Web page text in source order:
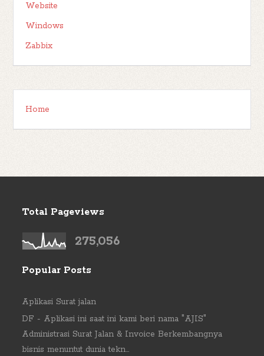
Website
Windows
Zabbix
Home
Total Pageviews
275,056
Popular Posts
Aplikasi Surat jalan
DF - Aplikasi ini saat ini kami beri nama "AJIS"
Administrasi Surat Jalan & Invoice Berkembangnya
bisnis menuntut dunia tekn...